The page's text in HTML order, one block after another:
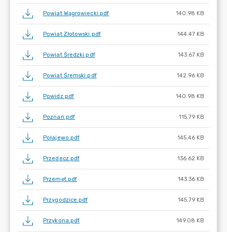
Powiat Wągrowiecki.pdf 140.98 KB
Powiat Złotowski.pdf 144.47 KB
Powiat Średzki.pdf 143.67 KB
Powiat Śremski.pdf 142.96 KB
Powidz.pdf 140.98 KB
Poznań.pdf 115.79 KB
Połajewo.pdf 145.46 KB
Przedecz.pdf 136.62 KB
Przemęt.pdf 143.36 KB
Przygodzice.pdf 145.79 KB
Przykona.pdf 149.08 KB